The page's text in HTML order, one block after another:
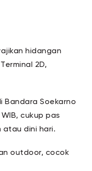
hidangan
2D,
Bandara Soekarno
cukup pas
atau dini hari.
outdoor, cocok